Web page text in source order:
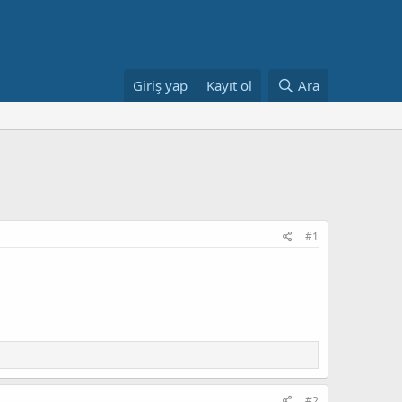
Giriş yap Kayıt ol Ara
#1